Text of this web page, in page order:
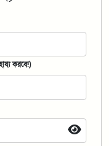
করবে!)